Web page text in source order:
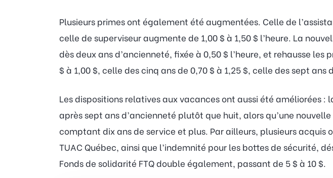
Plusieurs primes ont également été augmentées. Celle de
celle de superviseur augmente de 1,00 $ à 1,50 $ l’heure. La
dès deux ans d’ancienneté, fixée à 0,50 $ l’heure, et rehausse
$ à 1,00 $, celle des cinq ans de 0,70 $ à 1,25 $, celle des sept
Les dispositions relatives aux vacances ont aussi été améliorées
après sept ans d’ancienneté plutôt que huit, alors qu’une
comptant dix ans de service et plus. Par ailleurs, plusieurs
TUAC Québec, ainsi que l’indemnité pour les bottes de sécurité,
Fonds de solidarité FTQ double également, passant de 5 $ à 10 $.